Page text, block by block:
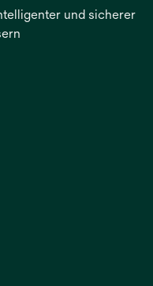
und sicherer